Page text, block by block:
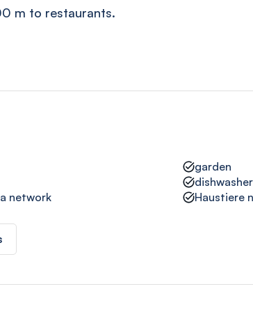
m to restaurants.
garden
dishwasher
network
Haustiere